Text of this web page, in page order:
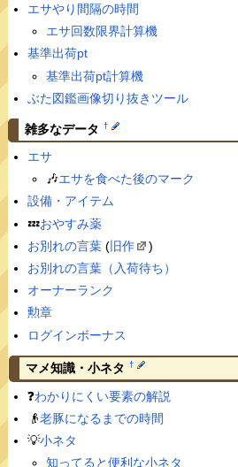
エサやり間隔の時間
エサ回数限界計算機
基準出荷pt
基準出荷pt計算機
ぶた図鑑画像切り抜きツール
雑多なデータ †
エサ
🎶エサを食べた後のマーク
設備・アイテム
💤おやすみ薬
お別れの言葉(旧作
)
お別れの言葉（入荷待ち）
オーナーランク
勲章
ログインボーナス
マメ知識・小ネタ †
❓わかりにくい要素の解説
👴老豚になるまでの時間
💡小ネタ
知ってると便利な小ネタ